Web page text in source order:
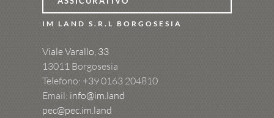
IM LAND S.R.L BORGOSESIA
Viale Varallo, 33
13011 Borgosesia
Telefono: +390163 204810
Email: info@im.land
pec@pec.im.land